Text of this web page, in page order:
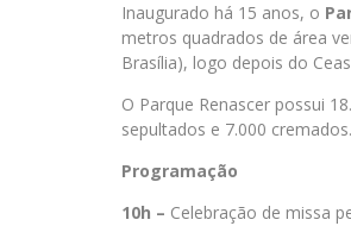
Inaugurado há 15 anos, o
metros quadrados de área
Brasília), logo depois do
O Parque Renascer possui
sepultados e 7.000 cremados.
Programação
10h – Celebração de missa